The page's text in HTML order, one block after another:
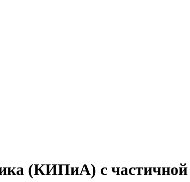
(КИПиА) с частичной